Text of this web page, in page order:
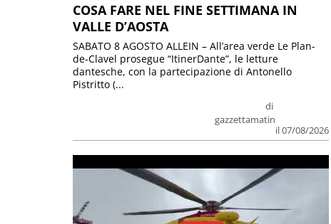
COSA FARE NEL FINE SETTIMANA IN
VALLE D’AOSTA
di
gazzettamatin
il 07/08/2026
SABATO 8 AGOSTO ALLEIN – All’area verde Le Plan-
de-Clavel prosegue “ItinerDante”, le letture
dantesche, con la partecipazione di Antonello
Pistritto (...